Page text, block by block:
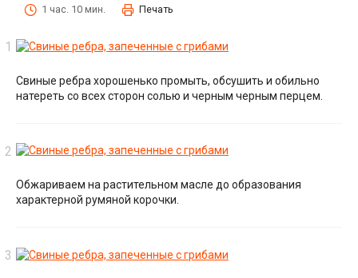
1 час. 10 мин. Печать
Свиные ребра хорошенько промыть, обсушить и обильно
натереть со всех сторон солью и черным черным перцем.
Обжариваем на растительном масле до образования
характерной румяной корочки.